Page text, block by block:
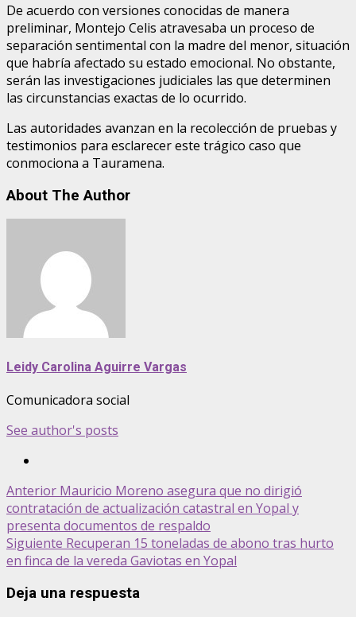
De acuerdo con versiones conocidas de manera
preliminar, Montejo Celis atravesaba un proceso de
separación sentimental con la madre del menor, situación
que habría afectado su estado emocional. No obstante,
serán las investigaciones judiciales las que determinen
las circunstancias exactas de lo ocurrido.
Las autoridades avanzan en la recolección de pruebas y
testimonios para esclarecer este trágico caso que
conmociona a Tauramena.
About The Author
Leidy Carolina Aguirre Vargas
Comunicadora social
See author's posts
Anterior Mauricio Moreno asegura que no dirigió
contratación de actualización catastral en Yopal y
presenta documentos de respaldo
Siguiente Recuperan 15 toneladas de abono tras hurto
en finca de la vereda Gaviotas en Yopal
Deja una respuesta